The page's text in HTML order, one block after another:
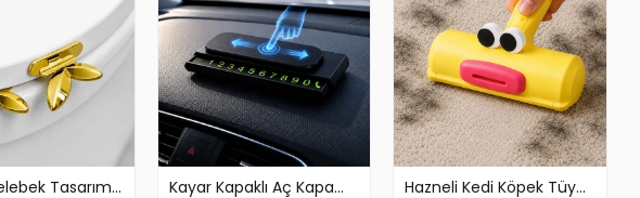
Tasarım
Kayar Kapaklı Aç Kapa
Hazneli Kedi Köpek Tüy